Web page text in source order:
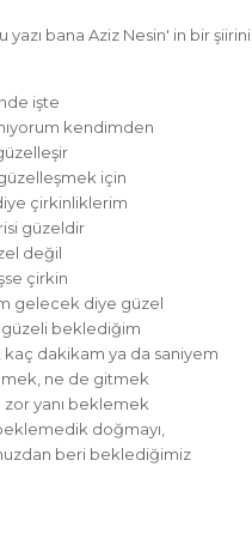
yazı bana Aziz Nesin' in bir şiirini
işte
kendimden
için
çirkinliklerim
güzeldir
değil
çirkin
gelecek diye güzel
güzeli beklediğim
kaç dakikam ya da saniyem
ne de gitmek
zor yanı beklemek
doğmayı,
beri beklediğimiz